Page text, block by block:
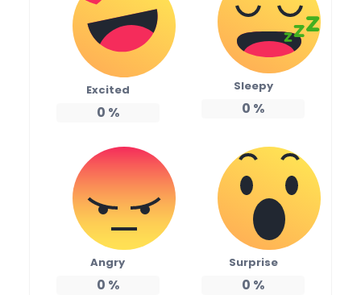
Excited
0 %
Sleepy
0 %
Angry
0 %
Surprise
0 %